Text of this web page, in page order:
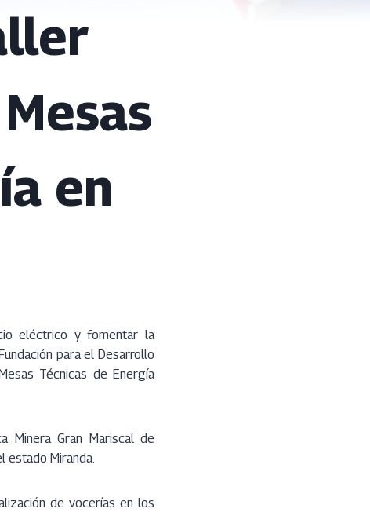
en
eléctrico y fomentar la
para el Desarrollo
Técnicas de Energía
Minera Gran Mariscal de
estado Miranda.
de vocerías en los